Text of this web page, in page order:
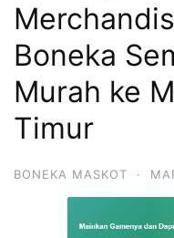
Boneka
Murah ke
Timur
BONEKA MASKOT ·